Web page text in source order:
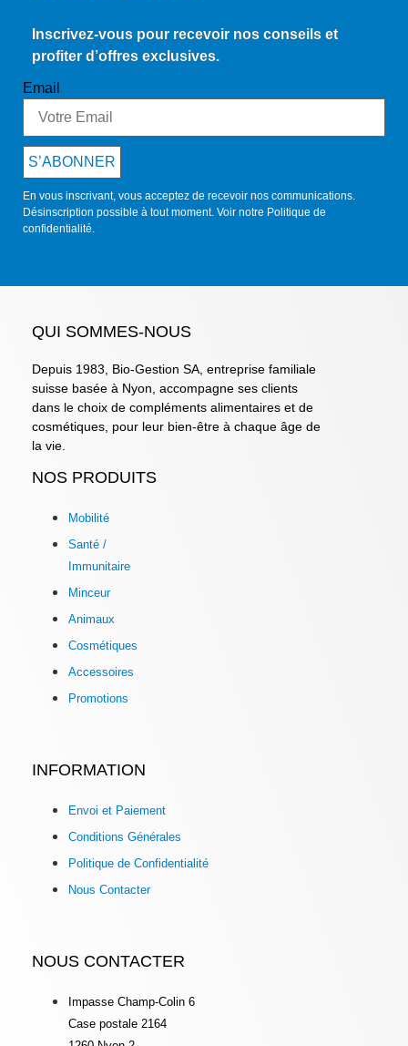
Inscrivez-vous pour recevoir nos conseils et
profiter d’offres exclusives.
Email
S’ABONNER
En vous inscrivant, vous acceptez de recevoir nos communications.
Désinscription possible à tout moment. Voir notre Politique de
confidentialité
QUI SOMMES-NOUS
Depuis 1983, Bio-Gestion SA, entreprise familiale
suisse basée à Nyon, accompagne ses clients
dans le choix de compléments alimentaires et de
cosmétiques, pour leur bien-être à chaque âge de
la vie.
NOS PRODUITS
Mobilité
Santé /
Immunitaire
Minceur
Animaux
Cosmétiques
Accessoires
Promotions
INFORMATION
Envoi et Paiement
Conditions Générales
Politique de Confidentialité
Nous Contacter
NOUS CONTACTER
Impasse Champ-Colin 6
Case postale 2164